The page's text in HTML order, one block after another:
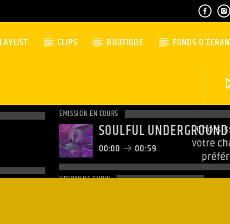
CLIPS BOUTIQUE FONDS D’ÉCRAN
EMISSION EN COURS
SOULFUL UNDERGROUND
00:00 00:59
UPCOMING SHOW